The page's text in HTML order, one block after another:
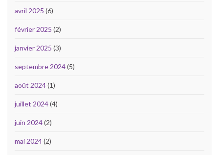
avril 2025 (6)
février 2025 (2)
janvier 2025 (3)
septembre 2024(5)
août 2024(1)
juillet 2024(4)
juin 2024(2)
mai 2024(2)